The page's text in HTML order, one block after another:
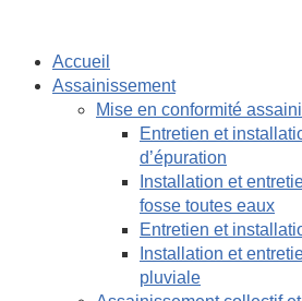
Accueil
Assainissement
Mise en conformité
Entretien et
d’épuration
Installation et
fosse toutes eaux
Entretien et
Installation et
pluviale